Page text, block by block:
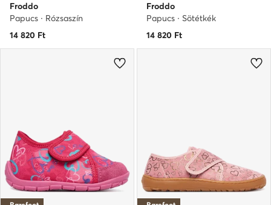
Froddo
Papucs · Rózsaszín
14 820 Ft
Froddo
Papucs · Sötétkék
14 820 Ft